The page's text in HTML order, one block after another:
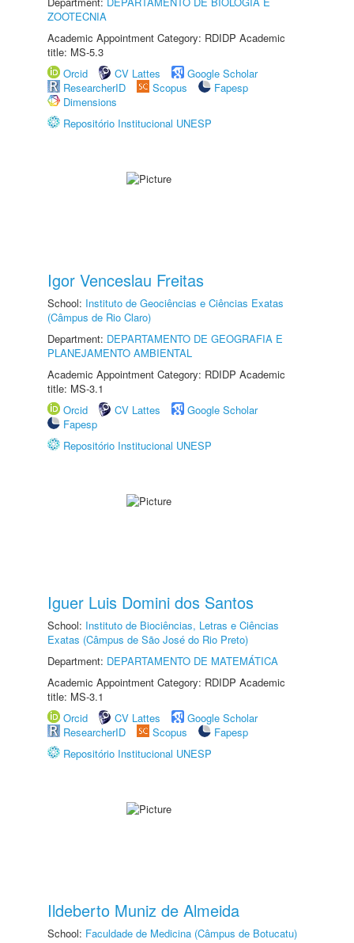
ZOOTECNIA
Academic Appointment Category: RDIDP Academic
title: MS-5.3
Orcid
CV Lattes
Google Scholar
ResearcherID
Scopus
Fapesp
Dimensions
Repositório Institucional UNESP
Igor Venceslau Freitas
School: Instituto de Geociências e Ciências Exatas
(Câmpus de Rio Claro)
Department: DEPARTAMENTO DE GEOGRAFIA E
PLANEJAMENTO AMBIENTAL
Academic Appointment Category: RDIDP Academic
title: MS-3.1
Orcid
CV Lattes
Google Scholar
Fapesp
Repositório Institucional UNESP
Iguer Luis Domini dos Santos
School: Instituto de Biociências, Letras e Ciências
Exatas (Câmpus de São José do Rio Preto)
Department: DEPARTAMENTO DE MATEMÁTICA
Academic Appointment Category: RDIDP Academic
title: MS-3.1
Orcid
CV Lattes
Google Scholar
ResearcherID
Scopus
Fapesp
Repositório Institucional UNESP
Ildeberto Muniz de Almeida
School: Faculdade de Medicina (Câmpus de Botucatu)